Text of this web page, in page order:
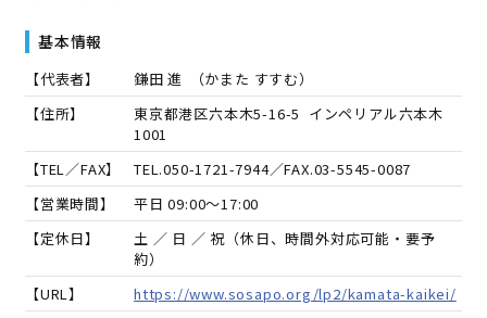
基本情報
【代表者】 鎌田 進 （かまた すすむ）
【住所】
東京都港区六本木5-16-5 インペリアル六本木
1001
【TEL／FAX】
TEL.050-1721-7944／FAX.03-5545-0087
【営業時間】
平日 09:00～17:00
【定休日】
土 ／ 日 ／ 祝（休日、時間外対応可能・要予
約）
【URL】
https://www.sosapo.org/lp2/kamata-kaikei/